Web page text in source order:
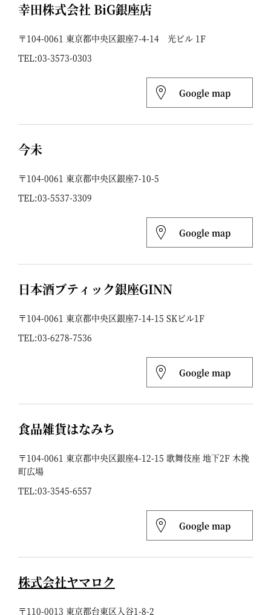
幸田株式会社 BiG銀座店
〒104-0061 東京都中央区銀座7-4-14 光ビル 1F
TEL:03-3573-0303
Google map
今未
〒104-0061 東京都中央区銀座7-10-5
TEL:03-5537-3309
Google map
日本酒ブティック銀座GINN
〒104-0061 東京都中央区銀座7-14-15 SKビル1F
TEL:03-6278-7536
Google map
食品雑貨はなみち
〒104-0061 東京都中央区銀座4-12-15 歌舞伎座 地下2F 木挽
町広場
TEL:03-3545-6557
Google map
株式会社ヤマロク
〒110-0013 東京都台東区入谷1-8-2